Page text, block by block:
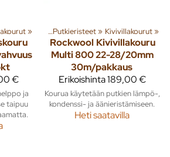
‪»
€
ja
taipuu
‪»Käyttövesi ‪» Putkieristeet‪» Kivivillakourut‪»
Rockwool Kivivillakouru
Multi 800 22-28/20mm
30m/pakkaus
Erikoishinta189,00 €
Kourua käytetään putkien lämpö-,
kondenssi- ja äänieristämiseen.
Heti saatavilla